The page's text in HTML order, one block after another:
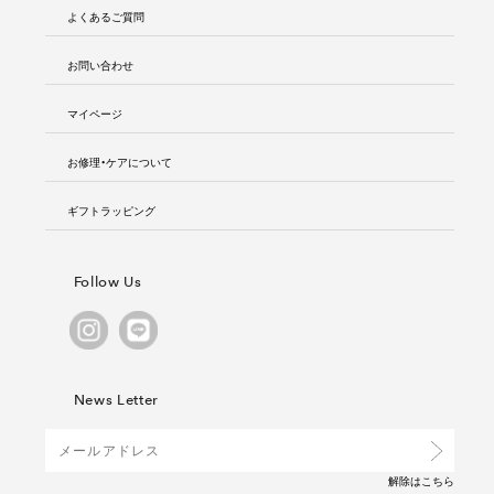
よくあるご質問
お問い合わせ
マイページ
お修理・ケアについて
ギフトラッピング
Follow Us
News Letter
解除は こちら